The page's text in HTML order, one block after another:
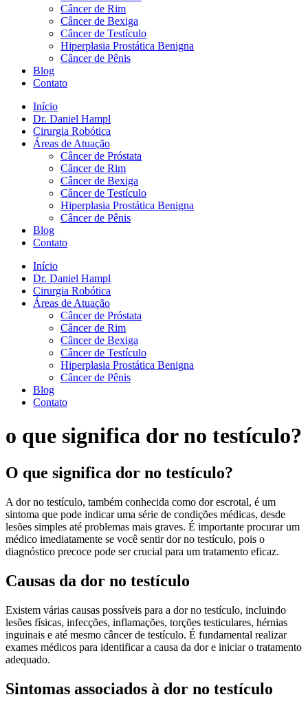
Câncer de Rim
Câncer de Bexiga
Câncer de Testículo
Hiperplasia Prostática Benigna
Câncer de Pênis
Blog
Contato
Início
Dr. Daniel Hampl
Cirurgia Robótica
Áreas de Atuação
Câncer de Próstata
Câncer de Rim
Câncer de Bexiga
Câncer de Testículo
Hiperplasia Prostática Benigna
Câncer de Pênis
Blog
Contato
Início
Dr. Daniel Hampl
Cirurgia Robótica
Áreas de Atuação
Câncer de Próstata
Câncer de Rim
Câncer de Bexiga
Câncer de Testículo
Hiperplasia Prostática Benigna
Câncer de Pênis
Blog
Contato
o que significa dor no testículo?
O que significa dor no testículo?
A dor no testículo, também conhecida como dor escrotal, é um
sintoma que pode indicar uma série de condições médicas, desde
lesões simples até problemas mais graves. É importante procurar um
médico imediatamente se você sentir dor no testículo, pois o
diagnóstico precoce pode ser crucial para um tratamento eficaz.
Causas da dor no testículo
Existem várias causas possíveis para a dor no testículo, incluindo
lesões físicas, infecções, inflamações, torções testiculares, hérnias
inguinais e até mesmo câncer de testículo. É fundamental realizar
exames médicos para identificar a causa da dor e iniciar o tratamento
adequado.
Sintomas associados à dor no testículo